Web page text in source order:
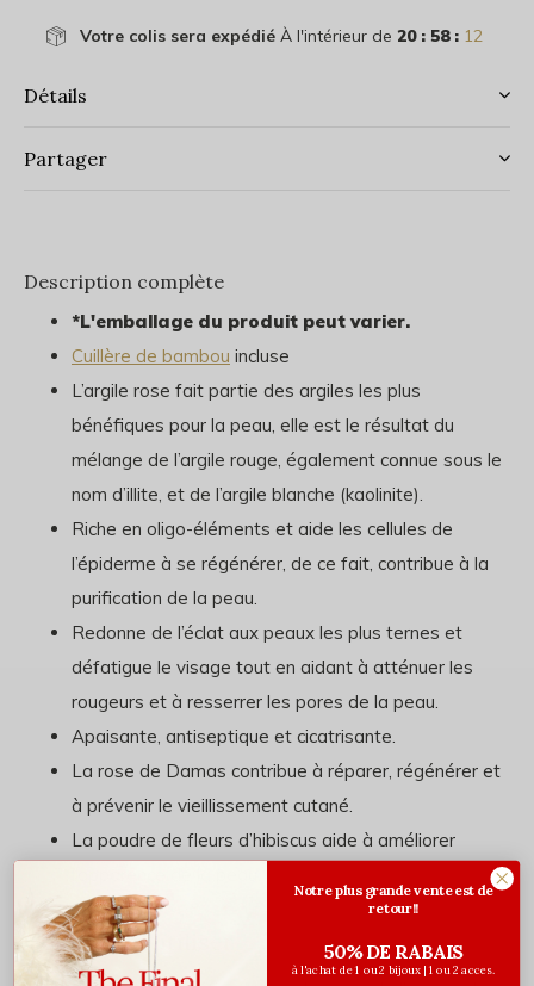
Votre colis sera expédiéÀ l'intérieur de 20 : 58 : 12
Détails
Partager
Description complète
*L'emballage du produit peut varier.
Cuillère de bambou incluse
L’argile rose fait partie des argiles les plus
bénéfiques pour la peau, elle est le résultat du
mélange de l’argile rouge, également connue sous le
nom d’illite, et de l’argile blanche (kaolinite).
Riche en oligo-éléments et aide les cellules de
l’épiderme à se régénérer, de ce fait, contribue à la
purification de la peau.
Redonne de l’éclat aux peaux les plus ternes et
défatigue le visage tout en aidant à atténuer les
rougeurs et à resserrer les pores de la peau.
Apaisante, antiseptique et cicatrisante.
La rose de Damas contribue à réparer, régénérer et
à prévenir le vieillissement cutané.
La poudre de fleurs d’hibiscus aide à améliorer
Comment l'utiliser
Notre plus grande vente est de
retour!!
50% DE RABAIS
à l'achat de 1 ou 2 bijoux | 1 ou 2 acces.